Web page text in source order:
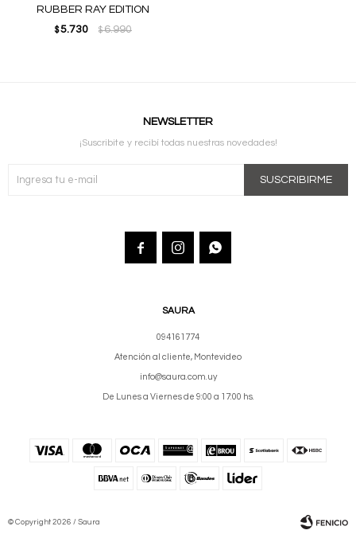
RUBBER RAY EDITION
$ 5.730 $6.990
SAURA
094161774
Atención al cliente, Montevideo
info@saura.com.uy
De Lunes a Viernes de 9:00 a 17:00 hs.
NEWSLETTER
¡Suscribite y recibí todas nuestras novedades!
SUSCRIBIRME
  
© Copyright 2026 / Saura